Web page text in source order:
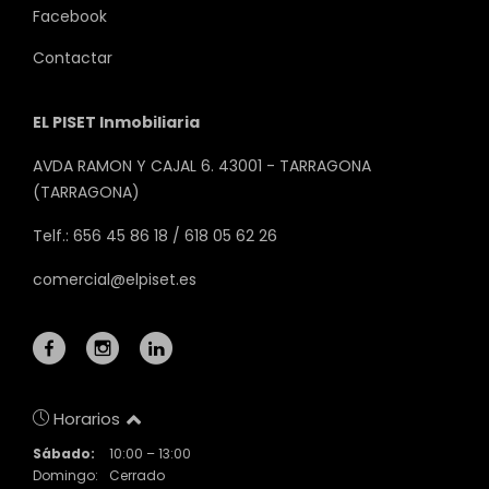
Facebook
Contactar
EL PISET Inmobiliaria
AVDA RAMON Y CAJAL 6. 43001 - TARRAGONA
(TARRAGONA)
Telf.: 656 45 86 18 / 618 05 62 26
comercial@elpiset.es
Horarios
Sábado:
10:00 – 13:00
Domingo:
Cerrado